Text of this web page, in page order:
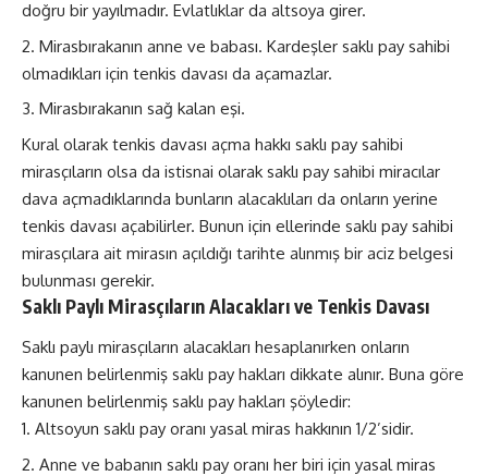
doğru bir yayılmadır. Evlatlıklar da altsoya girer.
Mirasbırakanın anne ve babası. Kardeşler saklı pay sahibi
olmadıkları için tenkis davası da açamazlar.
Mirasbırakanın sağ kalan eşi.
Kural olarak tenkis davası açma hakkı saklı pay sahibi
mirasçıların olsa da istisnai olarak saklı pay sahibi miracılar
dava açmadıklarında bunların alacaklıları da onların yerine
tenkis davası açabilirler. Bunun için ellerinde saklı pay sahibi
mirasçılara ait mirasın açıldığı tarihte alınmış bir aciz belgesi
bulunması gerekir.
Saklı Paylı Mirasçıların Alacakları ve Tenkis Davası
Saklı paylı mirasçıların alacakları hesaplanırken onların
kanunen belirlenmiş saklı pay hakları dikkate alınır. Buna göre
kanunen belirlenmiş saklı pay hakları şöyledir:
Altsoyun saklı pay oranı yasal miras hakkının 1/2’sidir.
Anne ve babanın saklı pay oranı her biri için yasal miras